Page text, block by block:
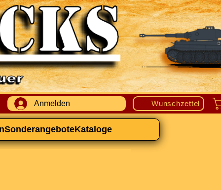
Anmelden Wunschzettel
SonderangeboteKataloge